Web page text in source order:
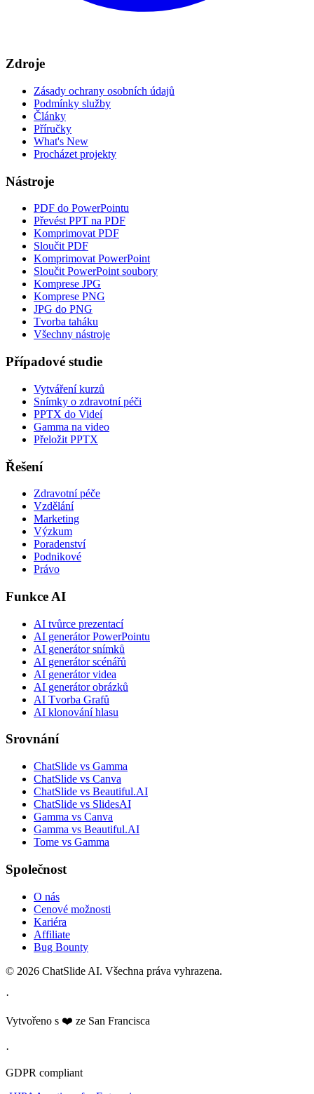
Zdroje
Zásady ochrany osobních údajů
Podmínky služby
Články
Příručky
What's New
Procházet projekty
Nástroje
PDF do PowerPointu
Převést PPT na PDF
Komprimovat PDF
Sloučit PDF
Komprimovat PowerPoint
Sloučit PowerPoint soubory
Komprese JPG
Komprese PNG
JPG do PNG
Tvorba taháku
Všechny nástroje
Případové studie
Vytváření kurzů
Snímky o zdravotní péči
PPTX do Videí
Gamma na video
Přeložit PPTX
Řešení
Zdravotní péče
Vzdělání
Marketing
Výzkum
Poradenství
Podnikové
Právo
Funkce AI
AI tvůrce prezentací
AI generátor PowerPointu
AI generátor snímků
AI generátor scénářů
AI generátor videa
AI generátor obrázků
AI Tvorba Grafů
AI klonování hlasu
Srovnání
ChatSlide vs Gamma
ChatSlide vs Canva
ChatSlide vs Beautiful.AI
ChatSlide vs SlidesAI
Gamma vs Canva
Gamma vs Beautiful.AI
Tome vs Gamma
Společnost
O nás
Cenové možnosti
Kariéra
Affiliate
Bug Bounty
© 2026 ChatSlide AI. Všechna práva vyhrazena.
·
Vytvořeno s ❤️ ze San Francisca
·
GDPR compliant